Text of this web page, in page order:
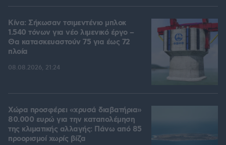
Κίνα: Σήκωσαν τσιμεντένιο μπλοκ
1.540 τόνων για νέο λιμενικό έργο –
Θα κατασκευαστούν 75 για έως 72
πλοία
08.08.2026, 21:24
Χώρα προσφέρει «χρυσά διαβατήρια»
80.000 ευρώ για την καταπολέμηση
της κλιματικής αλλαγής: Πάνω από 85
προορισμοί χωρίς βίζα